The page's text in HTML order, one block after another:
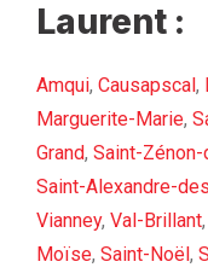
Laurent :
Amqui, Causapscal ,
Marguerite-Marie,
Grand, Saint-
Saint-Alexandre-
Vianney, Val-Brillant,
Moïse, Saint-Noël ,